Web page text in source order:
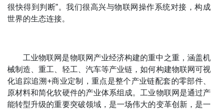
很快得到判断”。我们很高兴与物联网操作系统对接，构成
世界的生态连接。
工业物联网是物联网产业经济构建的重中之重，涵盖机
械制造、重工、轻工、汽车等产业链，如何构建物联网可视
化追踪追溯+商业定制，重点是整个产业链配套的零部件、
原材料和简化软硬件的产业体系组成。工业物联网是通过产
能转型升级的重要突破领域，是一场伟大的变革创新，是一